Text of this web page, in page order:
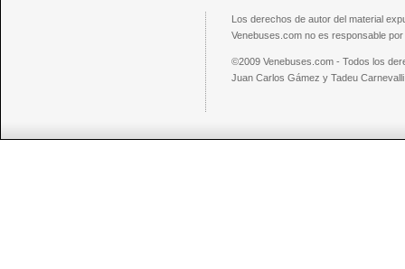
Los derechos de autor del material
Venebuses.com no es responsable
©2009 Venebuses.com - Todos los
Juan Carlos Gámez y Tadeu Carnevalli